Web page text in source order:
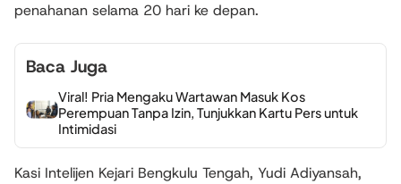
penahanan selama 20 hari ke depan.
Baca Juga
Viral! Pria Mengaku Wartawan Masuk Kos
Perempuan Tanpa Izin, Tunjukkan Kartu Pers untuk
Intimidasi
Kasi Intelijen Kejari Bengkulu Tengah, Yudi Adiyansah,